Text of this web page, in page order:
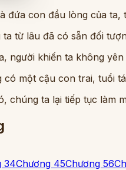
đứa con đầu lòng của
từ lâu đã có sẵn đối
người khiến ta không
có một cậu con trai, tuổi
chúng ta lại tiếp tục làm
34Chương 45Chương 56